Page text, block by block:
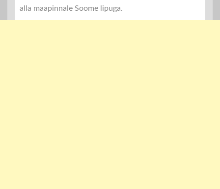
alla maapinnale Soome lipuga.